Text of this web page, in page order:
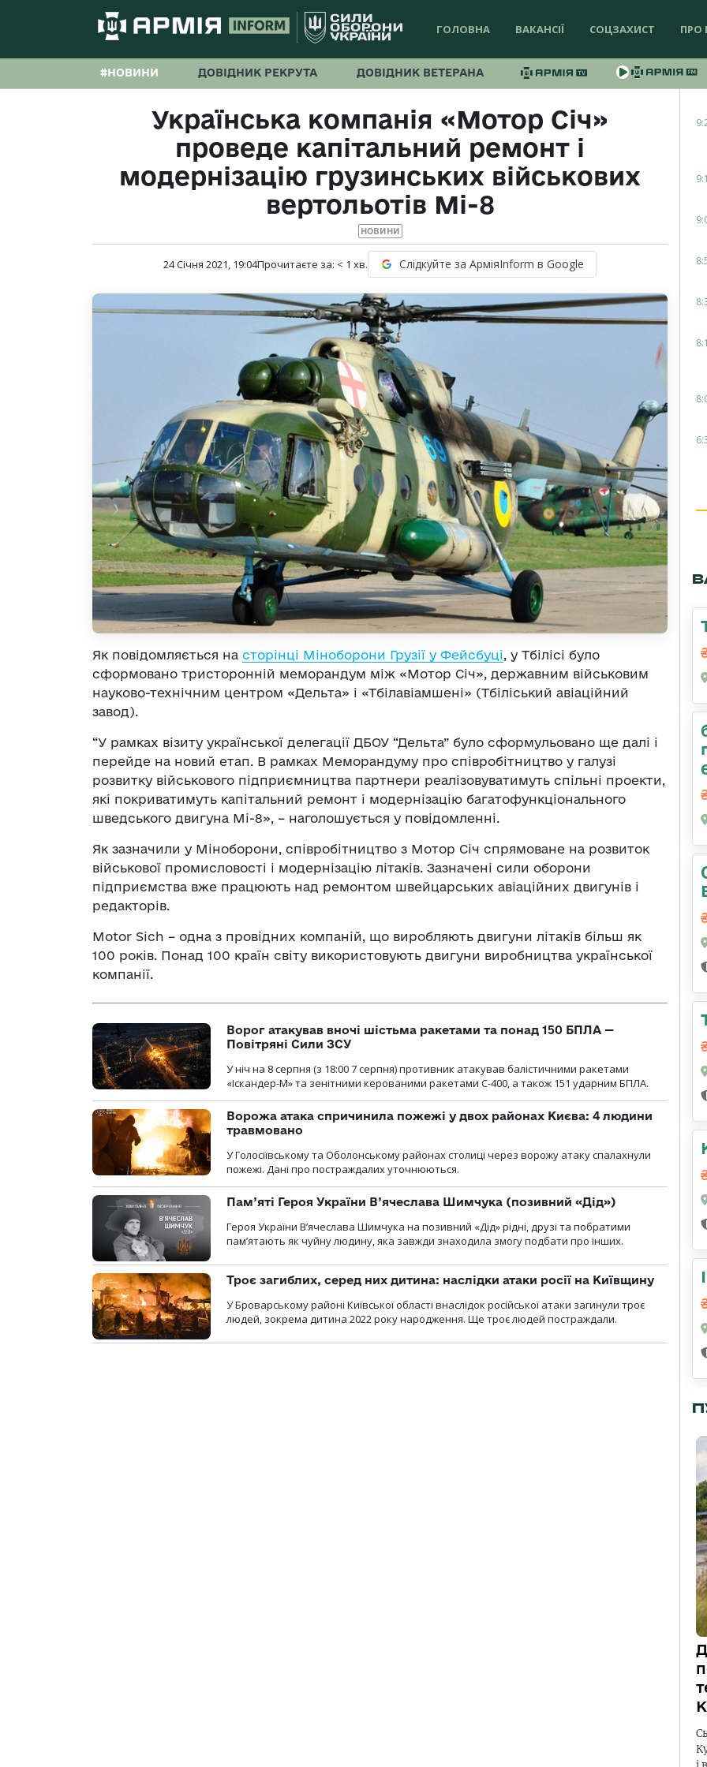
ГОЛОВНА ВАКАНСІЇ СОЦЗАХИСТ ПРО
#НОВИНИ ДОВІДНИК РЕКРУТА ДОВІДНИК ВЕТЕРАНА
Українська компанія «Мотор Січ»
проведе капітальний ремонт і
модернізацію грузинських військових
вертольотів Мі-8
НОВИНИ
24 Січня 2021, 19:04Прочитаєте за: < 1 хв. Слідкуйте за АрміяInform в Google
Як повідомляється на сторінці Міноборони Грузії у Фейсбуці, у Тбілісі було
сформовано тристоронній меморандум між «Мотор Січ», державним військовим
науково-технічним центром «Дельта» і «Тбілавіамшені» (Тбіліський авіаційний
завод).
“У рамках візиту української делегації ДБОУ “Дельта” було сформульовано ще далі і
перейде на новий етап. В рамках Меморандуму про співробітництво у галузі
розвитку військового підприємництва партнери реалізовуватимуть спільні проекти,
які покриватимуть капітальний ремонт і модернізацію багатофункціонального
шведського двигуна Мі-8», – наголошується у повідомленні.
Як зазначили у Міноборони, співробітництво з Мотор Січ спрямоване на розвиток
військової промисловості і модернізацію літаків. Зазначені сили оборони
підприємства вже працюють над ремонтом швейцарських авіаційних двигунів і
редакторів.
Motor Sich – одна з провідних компаній, що виробляють двигуни літаків більш як
100 років. Понад 100 країн світу використовують двигуни виробництва української
компанії.
Ворог атакував вночі шістьма ракетами та понад 150 БПЛА —
Повітряні Сили ЗСУ
У ніч на 8 серпня (з 18:00 7 серпня) противник атакував балістичними ракетами
«Іскандер-М» та зенітними керованими ракетами С-400, а також 151 ударним БПЛА.
Ворожа атака спричинила пожежі у двох районах Києва: 4 людини
травмовано
У Голосіївському та Оболонському районах столиці через ворожу атаку спалахнули
пожежі. Дані про постраждалих уточнюються.
Пам’яті Героя України В’ячеслава Шимчука (позивний «Дід»)
Героя України В’ячеслава Шимчука на позивний «Дід» рідні, друзі та побратими
пам’ятають як чуйну людину, яка завжди знаходила змогу подбати про інших.
Троє загиблих, серед них дитина: наслідки атаки росії на Київщину
У Броварському районі Київської області внаслідок російської атаки загинули троє
людей, зокрема дитина 2022 року народження. Ще троє людей постраждали.